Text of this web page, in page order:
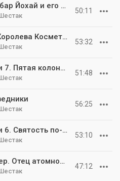
Рабби Шимон бар Йохай и его время
50:11
Эсте Лаудер. Королева Косметики
53:32
Книга Нехемии 7. Пятая колонна
51:48
56:25
Книга Нехемии 6. Святость по-еврейски
53:10
Хайман Риковер. Отец атомного флота
47:12